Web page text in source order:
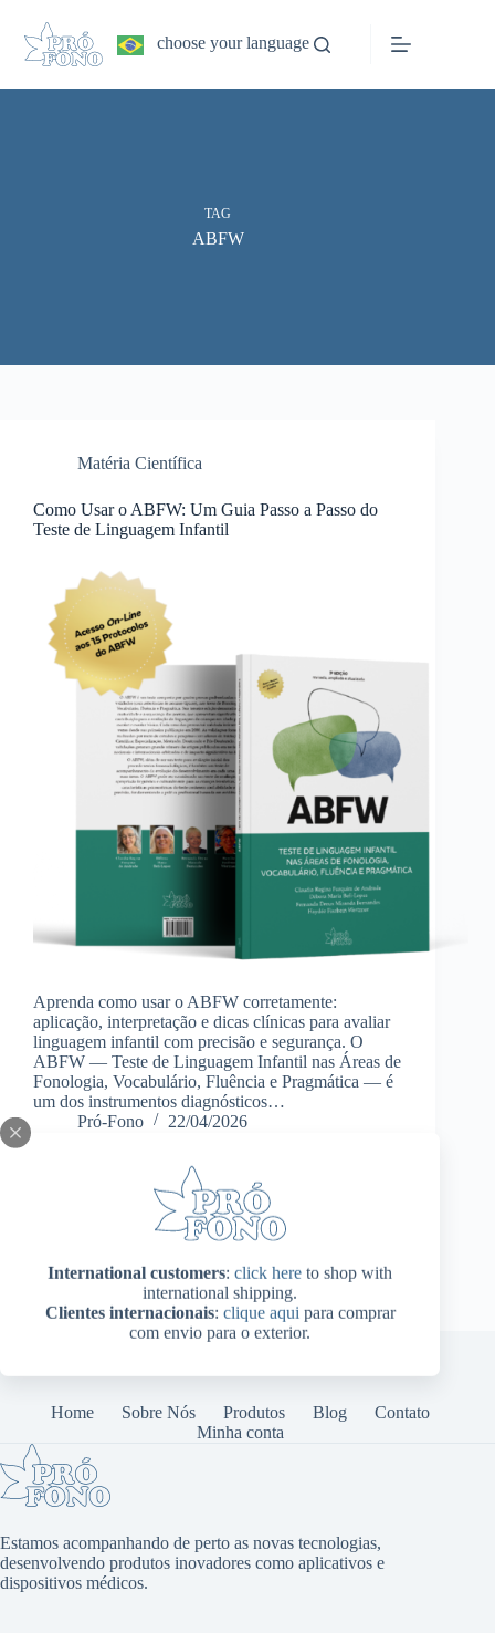
conteúdo
International customers: click here to shop with
international shipping.
Clientes internacionais: clique aqui para comprar
com envio para o exterior.
choose your language
TAG
ABFW
Matéria Científica
Como Usar o ABFW: Um Guia Passo a Passo do
Teste de Linguagem Infantil
Aprenda como usar o ABFW corretamente:
aplicação, interpretação e dicas clínicas para avaliar
linguagem infantil com precisão e segurança. O
ABFW — Teste de Linguagem Infantil nas Áreas de
Fonologia, Vocabulário, Fluência e Pragmática — é
um dos instrumentos diagnósticos…
Pró-Fono
22/04/2026
Home Sobre Nós Produtos Blog
Contato
Minha conta
Estamos acompanhando de perto as novas tecnologias,
desenvolvendo produtos inovadores como aplicativos e
dispositivos médicos.